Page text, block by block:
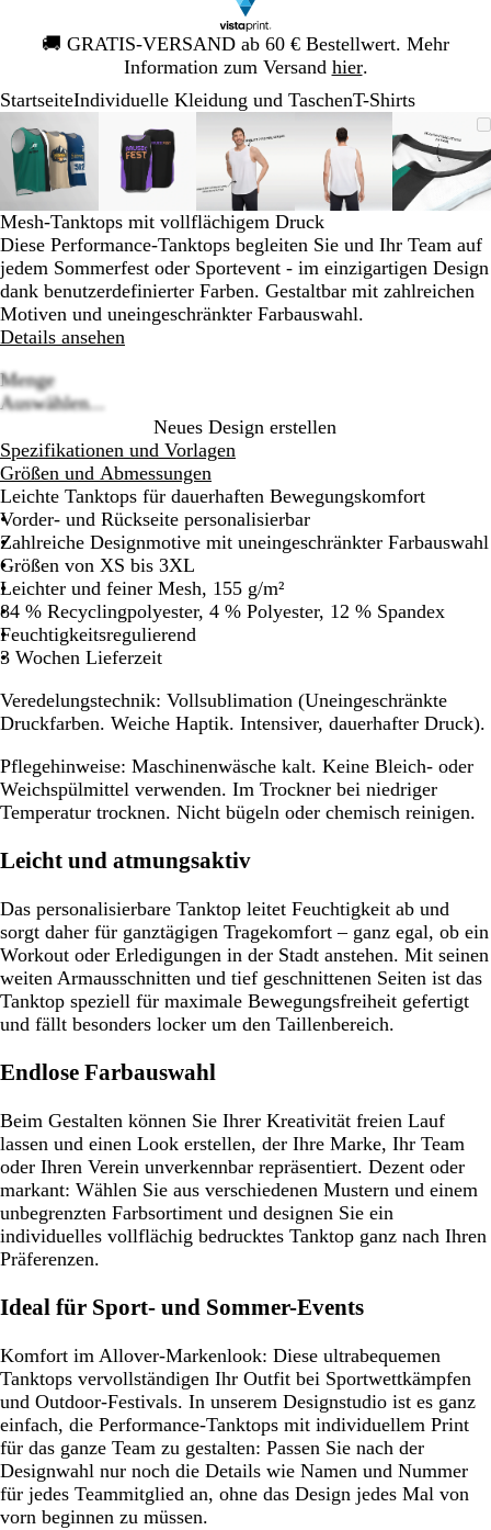
🚚 GRATIS-VERSAND ab 60 € Bestellwert. Mehr
Information zum Versand hier.
Galeriebild
1
StartseiteIndividuelle Kleidung und TaschenT-Shirts
Vergrößer-/verkleinerbares
Bild
auf
Minimum
zum
Vergrößern
Sie
die
Tasten
+
und
zum
Zoomen
und
die
Pfeiltasten
zum
Vergrößer-/verkleinerbares
Bild
auf
Minimum
zum
Vergrößern
Sie
die
Tasten
+
und
-
zum
Zoomen
und
Schwenken.
Vergrößer-/verkleinerbares
Bild
auf
Minimum
zum
Vergrößern
Sie
die
Tasten
+
und
-
zum
Zoomen
Schwenken.
Vergrößer-/
Bild
Zoom
auf
Minimum
Klicken
zum
Vergrößern
Verwenden
Sie
die
Tasten
+
und
-
zum
Zoomen
Bild
Zoom
auf
zum
Sie
die
Tasten
+
und
-
zum
Galeriebild
von
Mesh-Tanktops mit vollflächigem Druck
Diese Performance-Tanktops begleiten Sie und Ihr Team auf
jedem Sommerfest oder Sportevent - im einzigartigen Design
dank benutzerdefinierter Farben. Gestaltbar mit zahlreichen
Motiven und uneingeschränkter Farbauswahl.
Details ansehen
options
Menge
Auswählen...
Neues Design erstellen
Spezifikationen und Vorlagen
Größen und Abmessungen
Leichte Tanktops für dauerhaften Bewegungskomfort
Vorder- und Rückseite personalisierbar
Zahlreiche Designmotive mit uneingeschränkter Farbauswahl
Größen von XS bis 3XL
Leichter und feiner Mesh, 155 g/m²
84 % Recyclingpolyester, 4 % Polyester, 12 % Spandex
Feuchtigkeitsregulierend
3 Wochen Lieferzeit
Veredelungstechnik: Vollsublimation (Uneingeschränkte
Druckfarben. Weiche Haptik. Intensiver, dauerhafter Druck).
Pflegehinweise: Maschinenwäsche kalt. Keine Bleich- oder
Weichspülmittel verwenden. Im Trockner bei niedriger
Temperatur trocknen. Nicht bügeln oder chemisch reinigen.
Leicht und atmungsaktiv
Das personalisierbare Tanktop leitet Feuchtigkeit ab und
sorgt daher für ganztägigen Tragekomfort – ganz egal, ob ein
Workout oder Erledigungen in der Stadt anstehen. Mit seinen
weiten Armausschnitten und tief geschnittenen Seiten ist das
Tanktop speziell für maximale Bewegungsfreiheit gefertigt
und fällt besonders locker um den Taillenbereich.
Endlose Farbauswahl
Beim Gestalten können Sie Ihrer Kreativität freien Lauf
lassen und einen Look erstellen, der Ihre Marke, Ihr Team
oder Ihren Verein unverkennbar repräsentiert. Dezent oder
markant: Wählen Sie aus verschiedenen Mustern und einem
unbegrenzten Farbsortiment und designen Sie ein
individuelles vollflächig bedrucktes Tanktop ganz nach Ihren
Präferenzen.
Ideal für Sport- und Sommer-Events
Komfort im Allover-Markenlook: Diese ultrabequemen
Tanktops vervollständigen Ihr Outfit bei Sportwettkämpfen
und Outdoor-Festivals. In unserem Designstudio ist es ganz
einfach, die Performance-Tanktops mit individuellem Print
für das ganze Team zu gestalten: Passen Sie nach der
Designwahl nur noch die Details wie Namen und Nummer
für jedes Teammitglied an, ohne das Design jedes Mal von
vorn beginnen zu müssen.